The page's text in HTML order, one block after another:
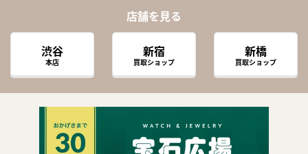
店舗を見る
渋谷
本店
新宿
買取ショップ
新橋
買取ショップ